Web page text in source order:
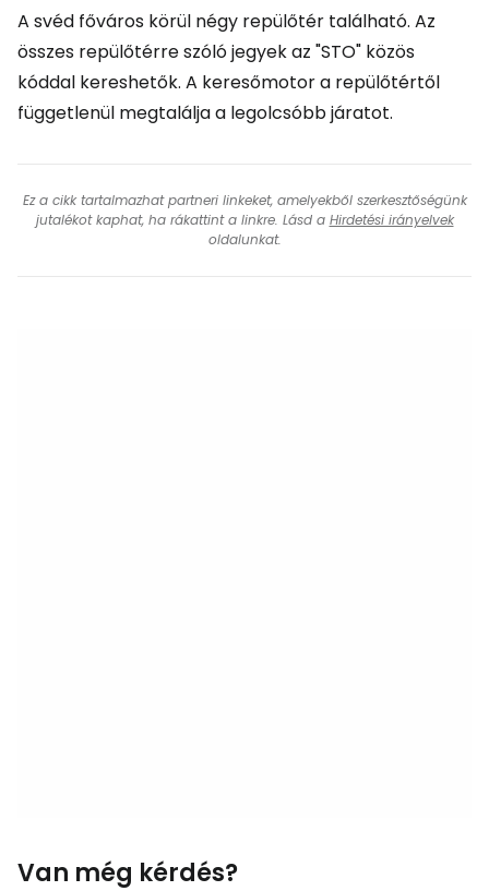
A svéd főváros körül négy repülőtér található. Az
összes repülőtérre szóló jegyek az "STO" közös
kóddal kereshetők. A keresőmotor a repülőtértől
függetlenül megtalálja a legolcsóbb járatot.
Ez a cikk tartalmazhat partneri linkeket, amelyekből szerkesztőségünk
jutalékot kaphat, ha rákattint a linkre. Lásd a Hirdetési irányelvek
oldalunkat.
Van még kérdés?